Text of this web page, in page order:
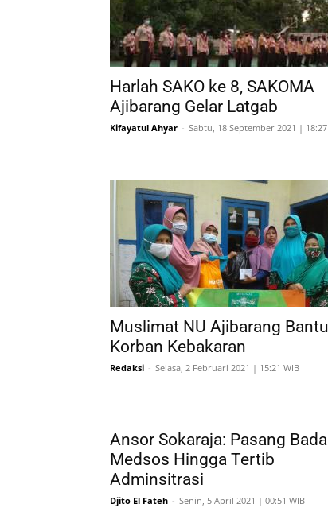
Harlah SAKO ke 8, SAKOMA
Ajibarang Gelar Latgab
Kifayatul Ahyar - Sabtu, 18 September 2021 |
Muslimat NU Ajibarang Bantu
Korban Kebakaran
Redaksi - Selasa, 2 Februari 2021 | 15:21 WIB
Ansor Sokaraja: Pasang
Medsos Hingga Tertib
Adminsitrasi
Djito El Fateh - Senin, 5 April 2021 | 00:51 WIB